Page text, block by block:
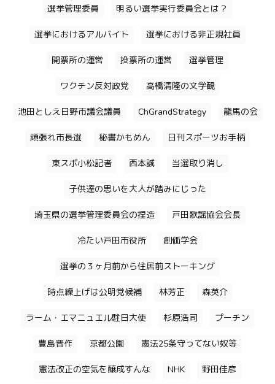
選挙管理委員 明るい選挙実行委員会とは？
選挙におけるアルバイト 選挙における非正規社員
開票所の運営 投票所の運営 選挙管理
ワクチン反対政党 高橋清隆の文学観
池田としえ日野市議会議員 ChGrandStrategy 龍馬の会
頑張れ市長選 秘書かもめん 日刊スポーツお手柄
東スポ小松記者 西本誠 当選取り消し
子供達の思いを大人が踏みにじった
埼玉県の選挙管理委員会の捏造 戸田歌謡協会会長
冷たい戸田市役所 創価学会
選挙の３ヶ月前から住居前ストーキング
時点繰上げは公明党候補 林芳正 森英介
ラーム・エマニュエル駐日大使 杉原浩司 プーチン
豊島晋作 京都公園 憲法25条守ってない奴等
憲法改正の空気を醸成すんな NHK 野田佳彦